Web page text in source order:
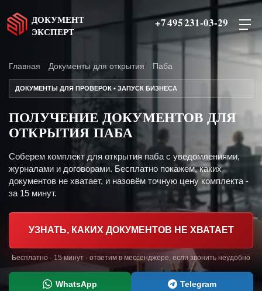
ДОКУМЕНТ
ЭКСПЕРТ
+7 495 231-03-29
Главная Документы для открытия Паба
ДОКУМЕНТЫ ДЛЯ ПРОВЕРОК • ЗАПУСК БИЗНЕСА
ПОЛУЧЕНИЕ ДОКУМЕНТОВ ДЛЯ
ОТКРЫТИЯ ПАБА
Соберем комплект для открытия паба с уведомлениями,
журналами и договорами. Бесплатно покажем, каких
документов не хватает, и назовём точную цену комплекта -
за 15 минут.
УЗНАТЬ, КАКИХ ДОКУМЕНТОВ НЕ ХВАТАЕТ
Бесплатно · 15 минут · ответим в мессенджере, если звонить неудобно
WhatsApp Telegram